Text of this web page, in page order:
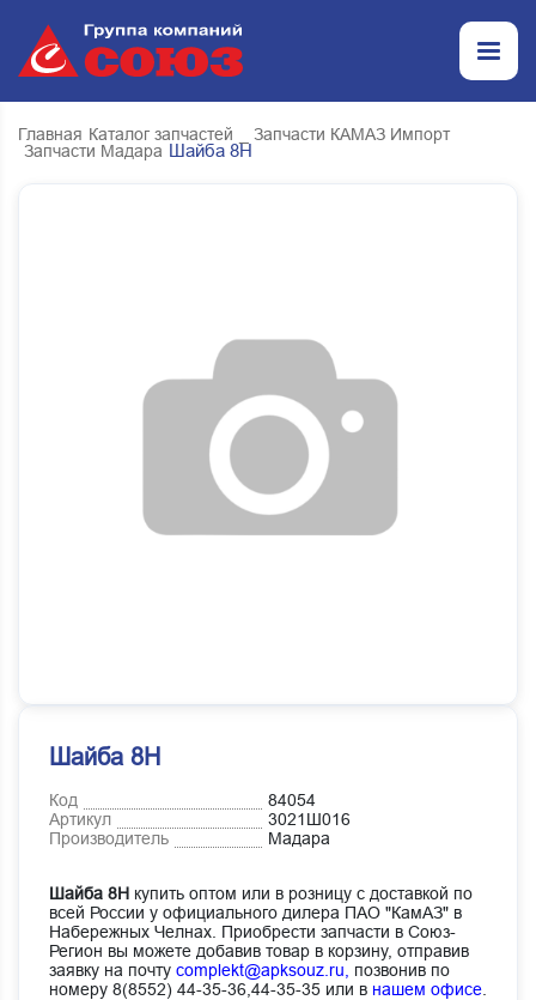
Главная Каталог запчастей
_ Запчасти КАМАЗ Импорт
Запчасти Мадара Шайба 8Н
Шайба 8Н
Код
84054
Артикул
3021Ш016
Производитель
Мадара
Шайба 8Н купить оптом или в розницу с доставкой по
всей России у официального дилера ПАО "КамАЗ" в
Набережных Челнах. Приобрести запчасти в Союз-
Регион вы можете добавив товар в корзину, отправив
заявку на почту complekt@apksouz.ru,
позвонив по
номеру 8(8552) 44-35-36,44-35-35 или в нашем офисе